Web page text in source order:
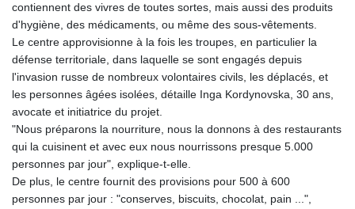
contiennent des vivres de toutes sortes, mais aussi des produits
d'hygiène, des médicaments, ou même des sous-vêtements.
Le centre approvisionne à la fois les troupes, en particulier la
défense territoriale, dans laquelle se sont engagés depuis
l'invasion russe de nombreux volontaires civils, les déplacés, et
les personnes âgées isolées, détaille Inga Kordynovska, 30 ans,
avocate et initiatrice du projet.
"Nous préparons la nourriture, nous la donnons à des restaurants
qui la cuisinent et avec eux nous nourrissons presque 5.000
personnes par jour", explique-t-elle.
De plus, le centre fournit des provisions pour 500 à 600
personnes par jour : "conserves, biscuits, chocolat, pain ...",